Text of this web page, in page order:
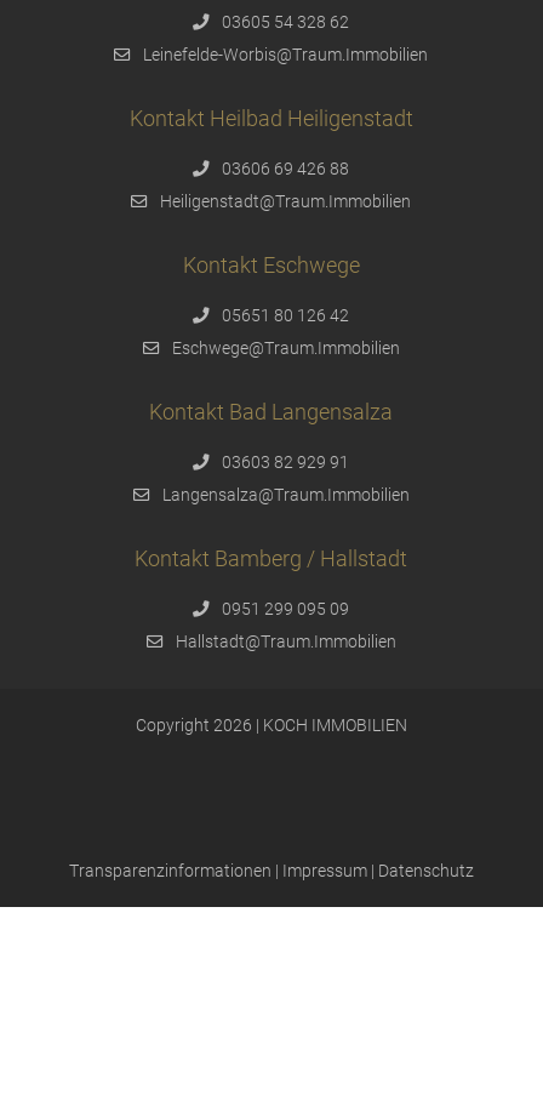
03605 54 328 62
Leinefelde-Worbis@Traum.Immobilien
Kontakt Heilbad Heiligenstadt
03606 69 426 88
Heiligenstadt@Traum.Immobilien
Kontakt Eschwege
05651 80 126 42
Eschwege@Traum.Immobilien
Kontakt Bad Langensalza
03603 82 929 91
Langensalza@Traum.Immobilien
Kontakt Bamberg / Hallstadt
0951 299 095 09
Hallstadt@Traum.Immobilien
Copyright 2026 | KOCH IMMOBILIEN
Transparenzinformationen | Impressum | Datenschutz